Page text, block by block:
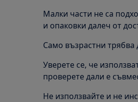
Малки части не са
и опаковки далеч от
Само възрастни трябва
Уверете се, че
проверете дали е
Не използвайте и не